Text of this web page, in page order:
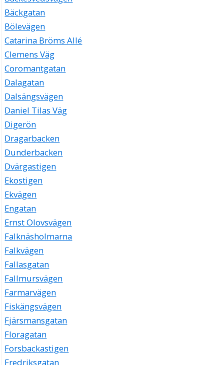
Bäckgatan
Bölevägen
Catarina Bröms Allé
Clemens Väg
Coromantgatan
Dalagatan
Dalsängsvägen
Daniel Tilas Väg
Digerön
Dragarbacken
Dunderbacken
Dvärgastigen
Ekostigen
Ekvägen
Engatan
Ernst Olovsvägen
Falknäsholmarna
Falkvägen
Fallasgatan
Fallmursvägen
Farmarvägen
Fiskängsvägen
Fjärsmansgatan
Floragatan
Forsbackastigen
Fredriksgatan